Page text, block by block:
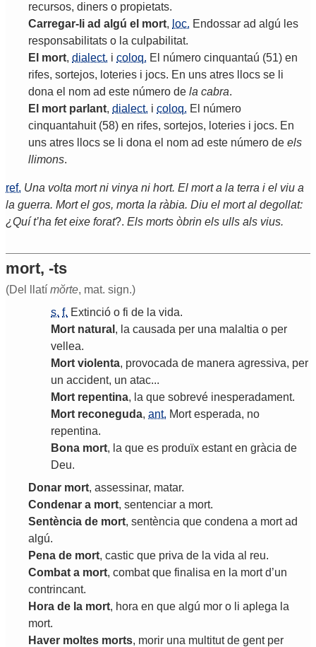
recursos, diners o propietats.
Carregar- li ad algú el mort, loc. Endossar ad algú les
responsabilitats o la culpabilitat.
El mort, dialect. i coloq. El número cinquantaú (51) en
rifes, sortejos, loteries i jocs. En uns atres llocs se li
dona el nom ad este número de la cabra.
El mort parlant, dialect. i coloq. El número
cinquantahuit(58) en rifes, sortejos, loteries i jocs. En
uns atres llocs se li dona el nom ad este número de els
llimons.
ref. Una volta mort ni vinya ni hort. El mort a la terra i el viu a
la guerra. Mort el gos, morta la ràbia. Diu el mort al degollat:
¿Quí t’ha fet eixe forat?. Els morts òbrin els ulls als vius.
mort, -ts
(Del llatí mŏrte, mat. sign.)
s. f. Extinció o fi de la vida.
Mort natural , la causada per una malaltia o per
vellea.
Mort violenta, provocada de manera agressiva, per
un accident, un atac...
Mort repentina, la que sobrevé inesperadament.
Mort reconeguda, ant. Mort esperada, no
repentina.
Bona mort, la que es produïx estant en gràcia de
Deu.
Donar mort, assessinar, matar.
Condenar a mort, sentenciar a mort.
Sentència de mort, sentència que condena a mort ad
algú.
Pena de mort, castic que priva de la vida al reu.
Combat a mort, combat que finalisa en la mort d’un
contrincant.
Hora de la mort, hora en que algú mor o li aplega la
mort.
Haver moltes morts, morir una multitut de gent per